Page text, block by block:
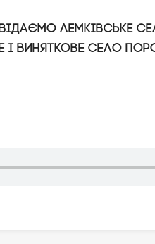
лемківське
і виняткове село